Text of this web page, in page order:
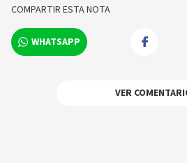
COMPARTIR ESTA NOTA
WHATSAPP
VER